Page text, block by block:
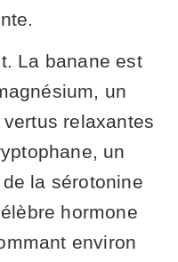
La banane est
un
relaxantes
un
la sérotonine
hormone
environ